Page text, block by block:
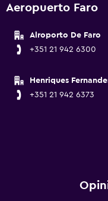
Aeropuerto Faro
Alroporto De Faro
+351 21 942 6300
Henriques
+351 21 942 6373